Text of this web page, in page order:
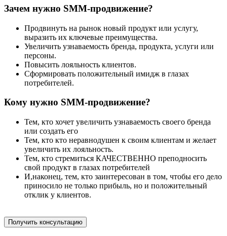
Зачем нужно SMM-продвижение?
Продвинуть на рынок новый продукт или услугу,
выразить их ключевые преимущества.
Увеличить узнаваемость бренда, продукта, услуги или
персоны.
Повысить лояльность клиентов.
Сформировать положительный имидж в глазах
потребителей.
Кому нужно SMM-продвижение?
Тем, кто хочет увеличить узнаваемость своего бренда
или создать его
Тем, кто кто неравнодушен к своим клиентам и желает
увеличить их лояльность.
Тем, кто стремиться КАЧЕСТВЕННО преподносить
свой продукт в глазах потребителей
И,наконец, тем, кто заинтересован в том, чтобы его дело
приносило не только прибыль, но и положительный
отклик у клиентов.
Получить консультацию